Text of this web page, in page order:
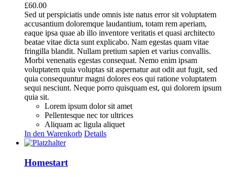
£60.00
Sed ut perspiciatis unde omnis iste natus error sit voluptatem
accusantium doloremque laudantium, totam rem aperiam,
eaque ipsa quae ab illo inventore veritatis et quasi architecto
beatae vitae dicta sunt explicabo. Nam egestas quam vitae
fringilla blandit. Nullam pretium sapien et varius convallis.
Morbi venenatis egestas consequat. Nemo enim ipsam
voluptatem quia voluptas sit aspernatur aut odit aut fugit, sed
quia consequuntur magni dolores eos qui ratione voluptatem
sequi nesciunt. Neque porro quisquam est, qui dolorem ipsum
quia sit.
Lorem ipsum dolor sit amet
Pellentesque nec tor ultrices
Aliquam ac ligula aliquet
In den Warenkorb Details
Homestart